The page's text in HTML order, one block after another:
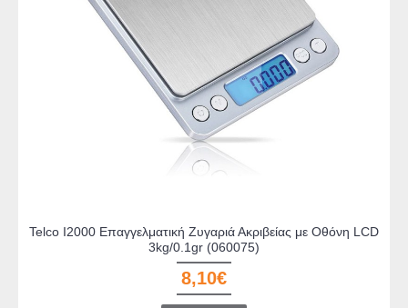
Telco I2000 Επαγγελματική Ζυγαριά Ακριβείας με Οθόνη LCD
3kg/0.1gr (060075)
8,10€